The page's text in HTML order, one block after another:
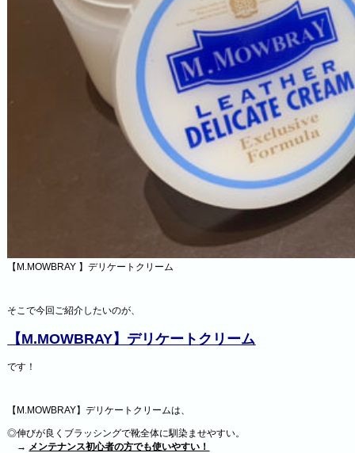
【M.MOWBRAY 】デリケートクリーム
そこで今回ご紹介したいのが、
【M.MOWBRAY】デリケートクリーム
です！
【M.MOWBRAY】デリケートクリームは、
◎伸びが良くブラッシングで靴全体に馴染ませやすい。
→ メンテナンス初心者の方でも使いやすい！